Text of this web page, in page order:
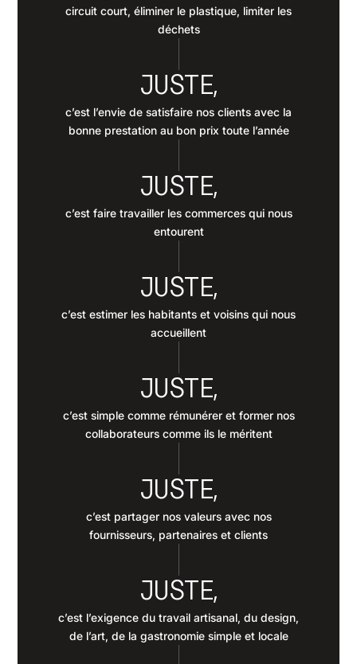
circuit court, éliminer le plastique, limiter les
déchets
JUSTE,
c’est l’envie de satisfaire nos clients avec la
bonne prestation au bon prix toute l’année
JUSTE,
c’est faire travailler les commerces qui nous
entourent
JUSTE,
c’est estimer les habitants et voisins qui nous
accueillent
JUSTE,
c’est simple comme rémunérer et former nos
collaborateurs comme ils le méritent
JUSTE,
c’est partager nos valeurs avec nos
fournisseurs, partenaires et clients
JUSTE,
c’est l’exigence du travail artisanal, du design,
de l’art, de la gastronomie simple et locale